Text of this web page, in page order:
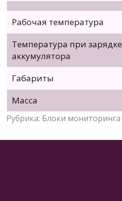
Рабочая температура
Температура при зарядке
аккумулятора
Габариты
Масса
Рубрика: Блоки мониторинга